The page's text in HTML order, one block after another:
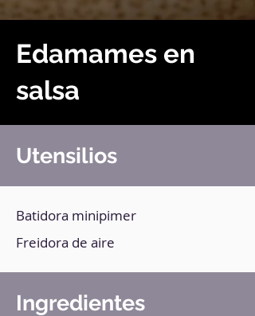
Edamames en
salsa
Utensilios
Batidora minipimer
Freidora de aire
Ingredientes